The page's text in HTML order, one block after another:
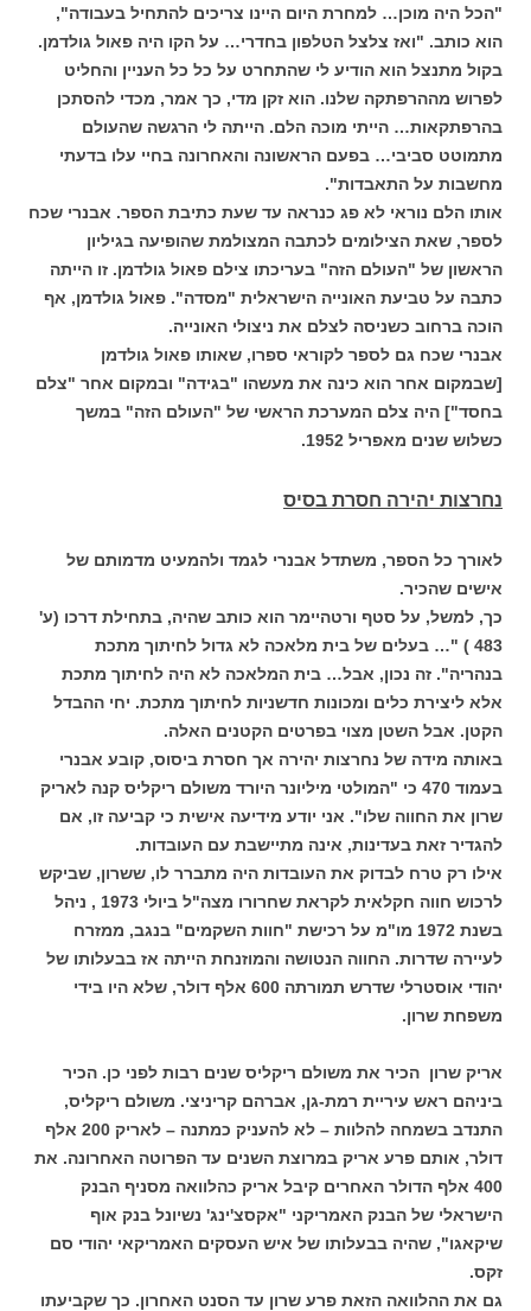
"הכל היה מוכן… למחרת היום היינו צריכים להתחיל בעבודה",
הוא כותב. "ואז צלצל הטלפון בחדרי… על הקו היה פאול גולדמן.
בקול מתנצל הוא הודיע לי שהתחרט על כל כל העניין והחליט
לפרוש מההרפתקה שלנו. הוא זקן מדי, כך אמר, מכדי להסתכן
בהרפתקאות… הייתי מוכה הלם. הייתה לי הרגשה שהעולם
מתמוטט סביבי… בפעם הראשונה והאחרונה בחיי עלו בדעתי
מחשבות על התאבדות".
אותו הלם נוראי לא פג כנראה עד שעת כתיבת הספר. אבנרי שכח
לספר, שאת הצילומים לכתבה המצולמת שהופיעה בגיליון
הראשון של "העולם הזה" בעריכתו צילם פאול גולדמן. זו הייתה
כתבה על טביעת האונייה הישראלית "מסדה". פאול גולדמן, אף
הוכה ברחוב כשניסה לצלם את ניצולי האונייה.
אבנרי שכח גם לספר לקוראי ספרו, שאותו פאול גולדמן
[שבמקום אחר הוא כינה את מעשהו "בגידה" ובמקום אחר "צלם
בחסד"] היה צלם המערכת הראשי של "העולם הזה" במשך
כשלוש שנים מאפריל 1952.
נחרצות יהירה חסרת בסיס
לאורך כל הספר, משתדל אבנרי לגמד ולהמעיט מדמותם של
אישים שהכיר.
כך, למשל, על סטף ורטהיימר הוא כותב שהיה, בתחילת דרכו (ע'
483 ) "… בעלים של בית מלאכה לא גדול לחיתוך מתכת
בנהריה". זה נכון, אבל… בית המלאכה לא היה לחיתוך מתכת
אלא ליצירת כלים ומכונות חדשניות לחיתוך מתכת. יחי ההבדל
הקטן. אבל השטן מצוי בפרטים הקטנים האלה.
באותה מידה של נחרצות יהירה אך חסרת ביסוס, קובע אבנרי
בעמוד 470 כי "המולטי מיליונר היורד משולם ריקליס קנה לאריק
שרון את החווה שלו". אני יודע מידיעה אישית כי קביעה זו, אם
להגדיר זאת בעדינות, אינה מתיישבת עם העובדות.
אילו רק טרח לבדוק את העובדות היה מתברר לו, ששרון, שביקש
לרכוש חווה חקלאית לקראת שחרורו מצה"ל ביולי 1973 , ניהל
בשנת 1972 מו"מ על רכישת "חוות השקמים" בנגב, ממזרח
לעיירה שדרות. החווה הנטושה והמוזנחת הייתה אז בבעלותו של
יהודי אוסטרלי שדרש תמורתה 600 אלף דולר, שלא היו בידי
משפחת שרון.
אריק שרון הכיר את משולם ריקליס שנים רבות לפני כן. הכיר
ביניהם ראש עיריית רמת-גן, אברהם קריניצי. משולם ריקליס,
התנדב בשמחה להלוות – לא להעניק כמתנה – לאריק 200 אלף
דולר, אותם פרע אריק במרוצת השנים עד הפרוטה האחרונה. את
400 אלף הדולר האחרים קיבל אריק כהלוואה מסניף הבנק
הישראלי של הבנק האמריקני "אקסצ'ינג' נשיונל בנק אוף
שיקאגו", שהיה בבעלותו של איש העסקים האמריקאי יהודי סם
זקס.
גם את ההלוואה הזאת פרע שרון עד הסנט האחרון. כך שקביעתו